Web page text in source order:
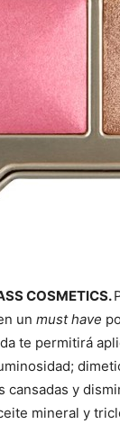
COSMETICS.
un must have
te permitirá
y
mineral y